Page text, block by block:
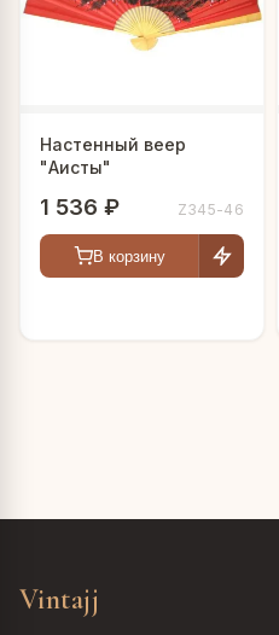
Настенный веер
"Аисты"
1 536 ₽ Z345-46
В корзину
Vintajj